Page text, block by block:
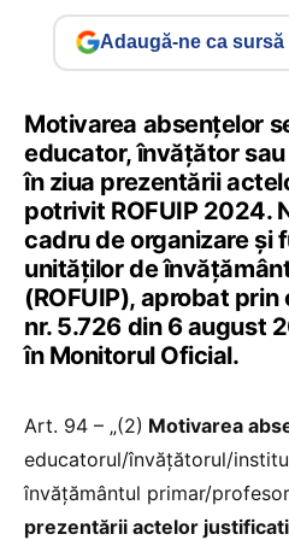
Adaugă-ne ca
Motivarea absențelor
educator, învățător
în ziua prezentării
potrivit ROFUIP 2024.
cadru de organizare și
unităților de
(ROFUIP), aprobat
nr. 5.726 din 6 august
în Monitorul Oficial.
Art. 94 – „(2) Motivarea
educatorul/învăţătorul/
învăţământul primar/
prezentării actelor